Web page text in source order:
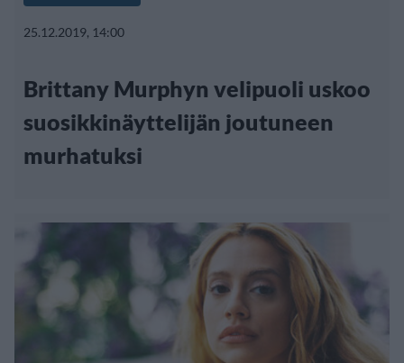
25.12.2019, 14:00
Brittany Murphyn velipuoli uskoo
suosikkinäyttelijän joutuneen
murhatuksi